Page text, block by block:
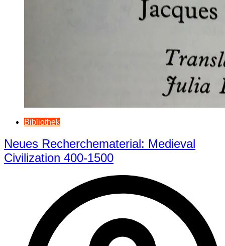
Bibliothek
Neues Recherchematerial: Medieval
Civilization 400-1500